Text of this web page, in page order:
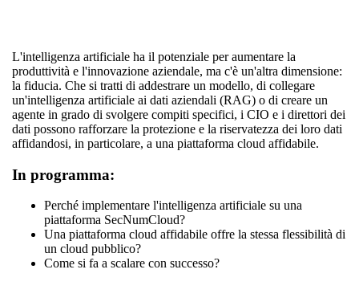
L'intelligenza artificiale ha il potenziale per aumentare la
produttività e l'innovazione aziendale, ma c'è un'altra dimensione:
la fiducia. Che si tratti di addestrare un modello, di collegare
un'intelligenza artificiale ai dati aziendali (RAG) o di creare un
agente in grado di svolgere compiti specifici, i CIO e i direttori dei
dati possono rafforzare la protezione e la riservatezza dei loro dati
affidandosi, in particolare, a una piattaforma cloud affidabile.
In programma:
Perché implementare l'intelligenza artificiale su una
piattaforma SecNumCloud?
Una piattaforma cloud affidabile offre la stessa flessibilità di
un cloud pubblico?
Come si fa a scalare con successo?